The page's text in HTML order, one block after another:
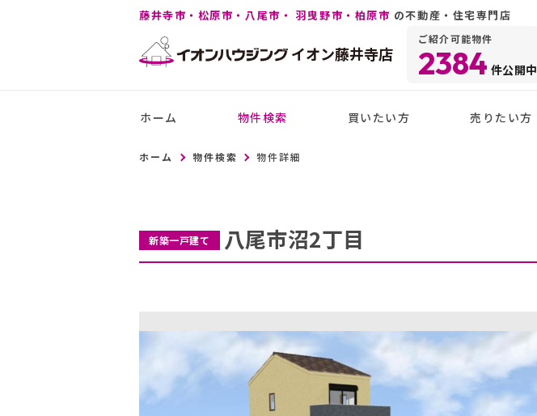
藤井寺市・松原市・八尾市・ 羽曳野市・柏原市 の不動産・住宅専門店
イオン藤井寺店
ご紹介可能物件
2384 件公開中
ホーム 物件検索 買いたい方 売りたい方
ホーム 物件検索 物件詳細
新築一戸建て 八尾市沼2丁目